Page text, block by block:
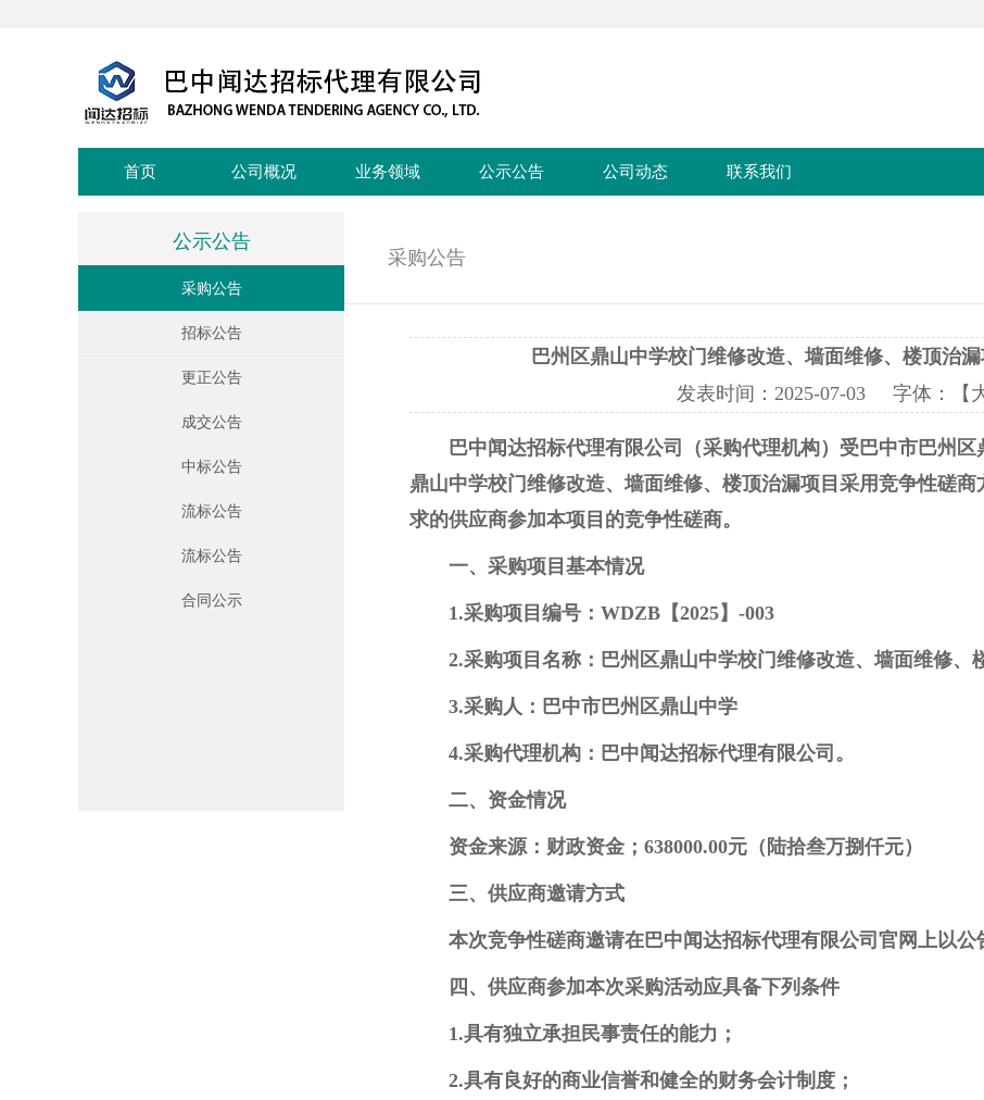
首页 公司概况 业务领域 公示公告 公司动态 联系我们
公示公告
采购公告
招标公告
更正公告
成交公告
中标公告
流标公告
流标公告
合同公示
采购公告
巴州区鼎山中学校门维修改造、墙面维修、楼顶治
发表时间： 2025-07-03 字体：【
巴中闻达招标代理有限公司（采购代理机构）受巴中市巴州
鼎山中学校门维修改造、墙面维修、楼顶治漏项目采用竞争性磋
求的供应商参加本项目的竞争性磋商。
一、采购项目基本情况
1.采购项目编号：WDZB【2025】-003
2.采购项目名称：巴州区鼎山中学校门维修改造、墙面维修、
3.采购人：巴中市巴州区鼎山中学
4.采购代理机构：巴中闻达招标代理有限公司。
二、资金情况
资金来源：财政资金；638000.00元（陆拾叁万捌仟元）
三、供应商邀请方式
本次竞争性磋商邀请在巴中闻达招标代理有限公司官网上以公
四、供应商参加本次采购活动应具备下列条件
1.具有独立承担民事责任的能力；
2.具有良好的商业信誉和健全的财务会计制度；